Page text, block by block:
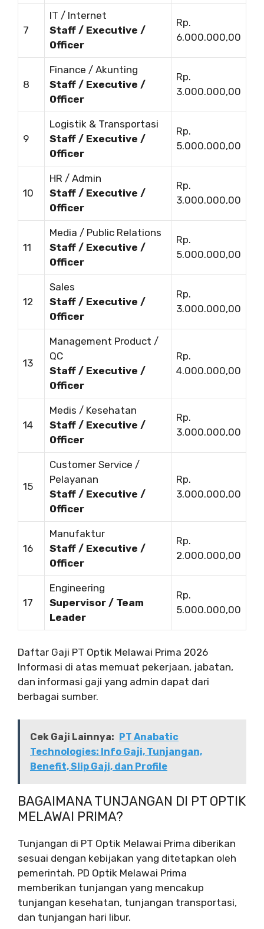
7
IT / Internet
Staff / Executive /
Officer
Rp.
6.000.000,00
8
Finance / Akunting
Staff / Executive /
Officer
Rp.
3.000.000,00
9
Logistik & Transportasi
Staff / Executive /
Officer
Rp.
5.000.000,00
10
HR / Admin
Staff / Executive /
Officer
Rp.
3.000.000,00
11
Media / Public Relations
Staff / Executive /
Officer
Rp.
5.000.000,00
12
Sales
Staff / Executive /
Officer
Rp.
3.000.000,00
13
Management Product /
QC
Staff / Executive /
Officer
Rp.
4.000.000,00
14
Medis / Kesehatan
Staff / Executive /
Officer
Rp.
3.000.000,00
15
Customer Service /
Pelayanan
Staff / Executive /
Officer
Rp.
3.000.000,00
16
Manufaktur
Staff / Executive /
Officer
Rp.
2.000.000,00
17
Engineering
Supervisor / Team
Leader
Rp.
5.000.000,00
Daftar Gaji PT Optik Melawai Prima 2026
Informasi di atas memuat pekerjaan, jabatan,
dan informasi gaji yang admin dapat dari
berbagai sumber.
Cek Gaji Lainnya: PT Anabatic
Technologies: Info Gaji, Tunjangan,
Benefit, Slip Gaji, dan Profile
BAGAIMANA TUNJANGAN DI PT OPTIK
MELAWAI PRIMA?
Tunjangan di PT Optik Melawai Prima diberikan
sesuai dengan kebijakan yang ditetapkan oleh
pemerintah. PD Optik Melawai Prima
memberikan tunjangan yang mencakup
tunjangan kesehatan, tunjangan transportasi,
dan tunjangan hari libur.